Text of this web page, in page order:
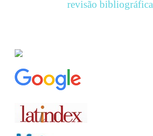
revisão bibliográfica